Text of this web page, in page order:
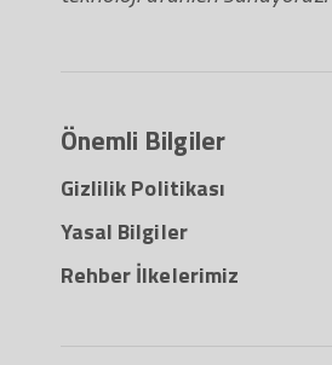
Önemli Bilgiler
Gizlilik Politikası
Yasal Bilgiler
Rehber İlkelerimiz